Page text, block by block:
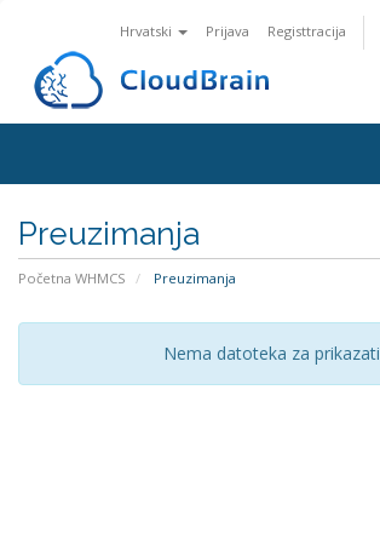
Hrvatski Prijava Registtracija
Preuzimanja
Početna WHMCS Preuzimanja
Nema datoteka za prikazati